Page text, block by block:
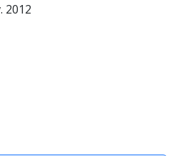
2012